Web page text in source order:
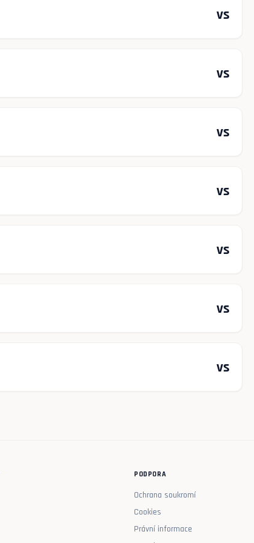
vs
vs
vs
vs
vs
vs
vs
PODPORA
Ochrana soukromí
Cookies
Právní informace